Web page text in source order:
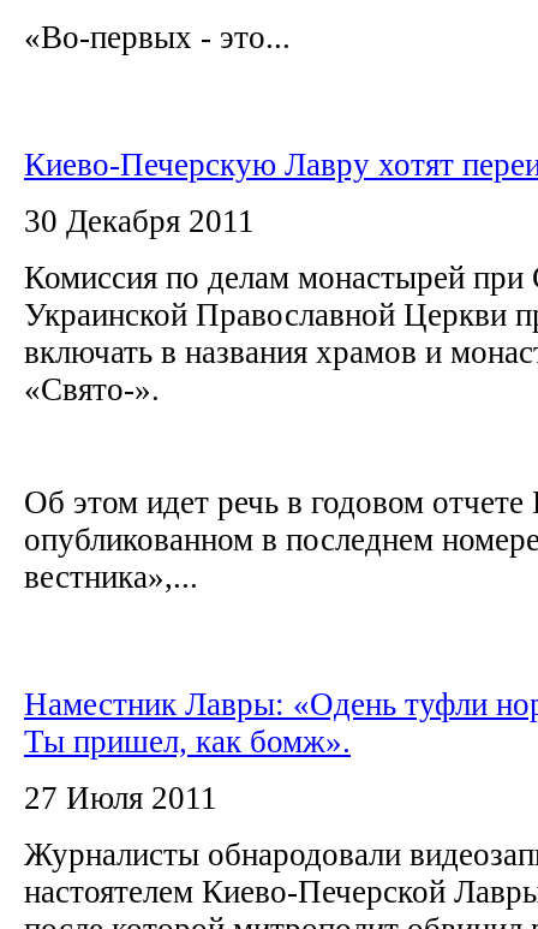
«Во-первых - это...
Киево-Печерскую Лавру хотят
30 Декабря 2011
Комиссия по делам монастырей
Украинской Православной Церкви
включать в названия храмов и
«Свято-».
Об этом идет речь в годовом
опубликованном в последнем
вестника»,...
Наместник Лавры: «Одень туфли
Ты пришел, как бомж».
27 Июля 2011
Журналисты обнародовали
настоятелем Киево-Печерской